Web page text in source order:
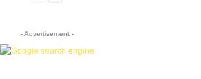
- Advertisement -